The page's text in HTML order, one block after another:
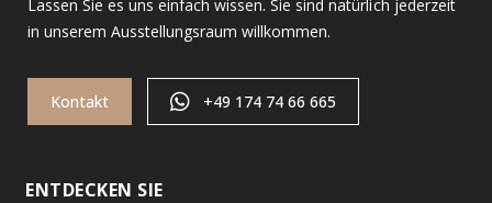
Lassen Sie es uns einfach wissen. Sie sind natürlich jederzeit
in unserem Ausstellungsraum willkommen.
Kontakt +49 174 74 66 665
ENTDECKEN SIE